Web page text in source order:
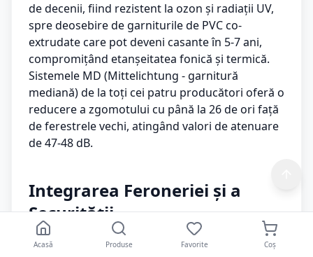
de decenii, fiind rezistent la ozon și radiații UV,
spre deosebire de garniturile de PVC co-
extrudate care pot deveni casante în 5-7 ani,
compromițând etanșeitatea fonică și termică.
Sistemele MD (Mittelichtung - garnitură
mediană) de la toți cei patru producători oferă o
reducere a zgomotului cu până la 26 de ori față
de ferestrele vechi, atingând valori de atenuare
de 47-48 dB.
Integrarea Feroneriei și a
Securității
Eficiența profilului este strâns legată de
Acasă Produse Favorite Coș